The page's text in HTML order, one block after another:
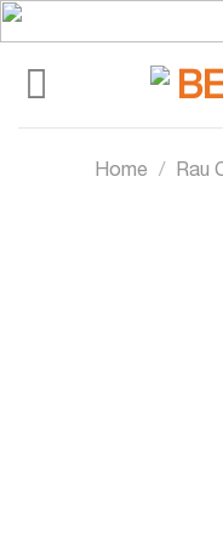
Skip
to
content
Home / Rau